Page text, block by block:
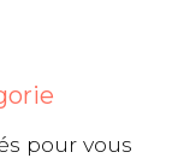
pour vous